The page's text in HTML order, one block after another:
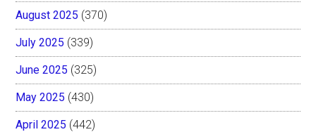
August 2025 (370)
July 2025 (339)
June 2025 (325)
May 2025 (430)
April 2025 (442)